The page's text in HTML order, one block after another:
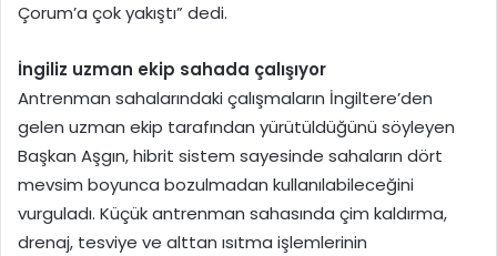
Çorum’a çok yakıştı” dedi.
İngiliz uzman ekip sahada çalışıyor
Antrenman sahalarındaki çalışmaların İngiltere’den
gelen uzman ekip tarafından yürütüldüğünü söyleyen
Başkan Aşgın, hibrit sistem sayesinde sahaların dört
mevsim boyunca bozulmadan kullanılabileceğini
vurguladı. Küçük antrenman sahasında çim kaldırma,
drenaj, tesviye ve alttan ısıtma işlemlerinin